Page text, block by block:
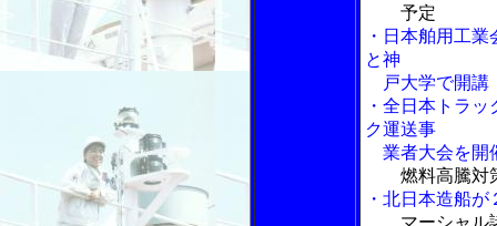
予定
・日本舶用工
と神
戸大学で開講
・全日本トラ
ク運送事
業者大会を開
燃料高騰対
・北日本造船
マーシャル